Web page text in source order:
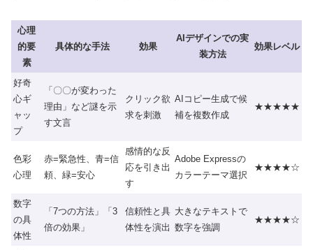
心理
的要
素
具体的な手法 効果
AIデザインでの実
装方法
効果レベル
好奇
心ギ
ャッ
プ
「〇〇が変わった
理由」など謎を示
す文言
クリック欲
求を刺激
AIコピー生成で候
補を複数作成
★★★★★
色彩
心理
赤=緊急性、青=信
頼、緑=安心
感情的な反
応を引き出
す
Adobe Expressの
カラーテーマ選択
★★★★☆
数字
の具
体性
「7つの方法」「3
倍の効果」
信頼性と具
体性を演出
大きなテキストで
数字を強調
★★★★☆